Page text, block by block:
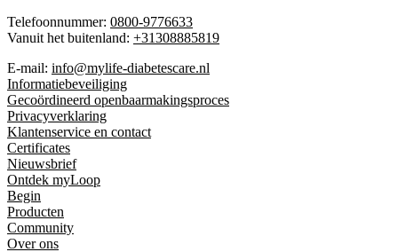
Telefoonnummer: 0800-9776633
Vanuit het buitenland: +31308885819
E-mail: info@mylife-diabetescare.nl
Informatiebeveiliging
Gecoördineerd openbaarmakingsproces
Privacyverklaring
Klantenservice en contact
Certificates
Nieuwsbrief
Ontdek myLoop
Begin
Producten
Community
Over ons